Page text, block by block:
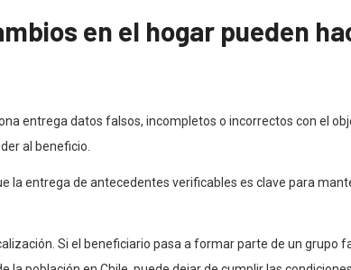
en el hogar pueden
entrega datos falsos, incompletos o incorrectos con el
al beneficio.
la entrega de antecedentes verificables es clave para
Si el beneficiario pasa a formar parte de un grupo